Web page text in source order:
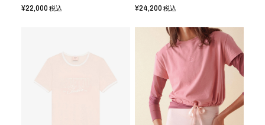
¥22,000 税込 ¥24,200 税込